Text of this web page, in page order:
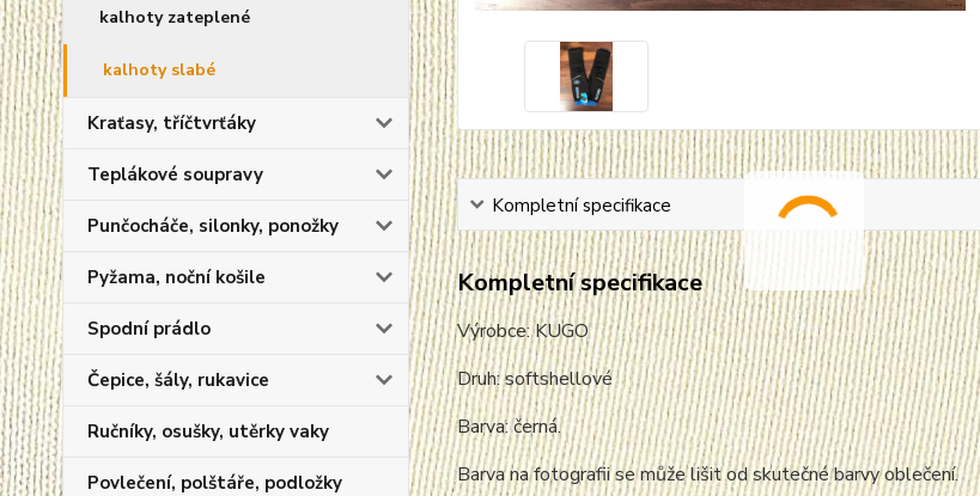
kalhoty zateplené
kalhoty slabé
Kraťasy, tříčtvrťáky
Teplákové soupravy
Punčocháče, silonky, ponožky
Pyžama, noční košile
Spodní prádlo
Čepice, šály, rukavice
Ručníky, osušky, utěrky vaky
Povlečení, polštáře, podložky
Kompletní specifikace
Kompletní specifikace
Výrobce: KUGO
Druh: softshellové
Barva: černá.
Barva na fotografii se může lišit od skutečné barvy oblečení.